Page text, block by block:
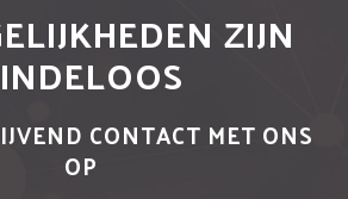
ZIJN
CONTACT MET ONS
OP